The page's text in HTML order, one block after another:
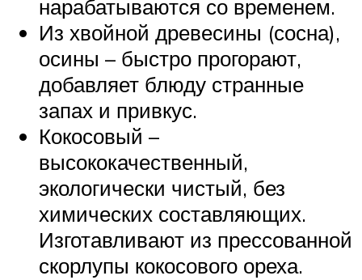
нарабатываются со временем.
Из хвойной древесины (сосна),
осины – быстро прогорают,
добавляет блюду странные
запах и привкус.
Кокосовый –
высококачественный,
экологически чистый, без
химических составляющих.
Изготавливают из прессованной
скорлупы кокосового ореха.